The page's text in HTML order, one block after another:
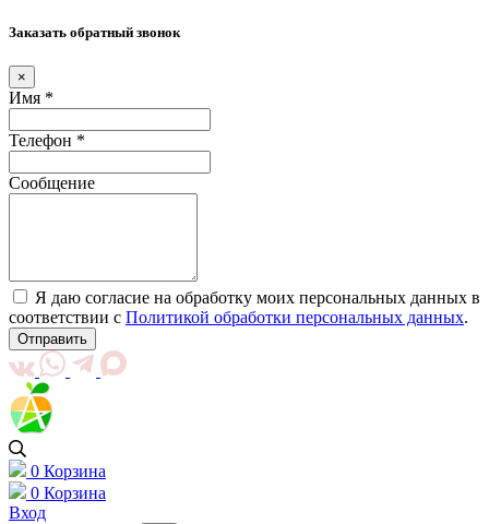
Заказать обратный звонок
×
Имя *
Телефон *
Сообщение
Я даю согласие на обработку моих персональных данных в
соответствии с Политикой обработки персональных данных.
Отправить
0 Корзина
0 Корзина
Вход